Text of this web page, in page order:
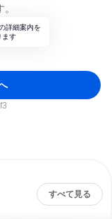
詳細案内を
ます
すべて見る